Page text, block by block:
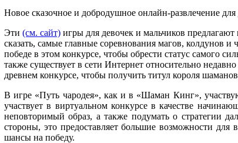
Новое сказочное и добродушное онлайн-развлечение
Эти (см. сайт) игры для девочек и мальчиков
сказать, самые главные соревнования магов, колдунов и
победе в этом конкурсе, чтобы обрести статус самого
также существует в сети Интернет относительно
древнем конкурсе, чтобы получить титул короля
В игре «Путь чародея», как и в «Шаман Кинг»,
участвует в виртуальном конкурсе в качестве
неповторимый образ, а также подумать о стратегии
стороны, это предоставляет большие возможности
шансы на победу.